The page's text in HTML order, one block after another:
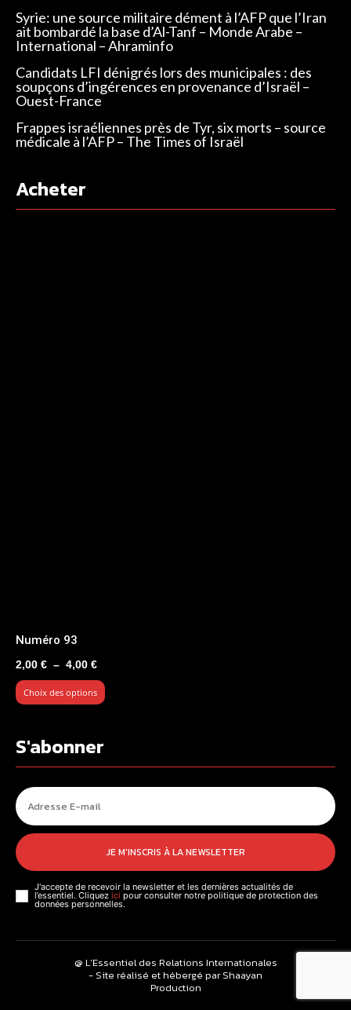
Syrie: une source militaire dément à l’AFP que l’Iran
ait bombardé la base d’Al-Tanf – Monde Arabe –
International – Ahraminfo
Candidats LFI dénigrés lors des municipales : des
soupçons d’ingérences en provenance d’Israël –
Ouest-France
Frappes israéliennes près de Tyr, six morts – source
médicale à l’AFP – The Times of Israël
Acheter
Numéro 93
2,00 € – 4,00 €Plage
de
prix :
4,00 €
Choix des options
S'abonner
JE M'INSCRIS À LA NEWSLETTER
J'accepte de recevoir la newsletter et les dernières actualités de
l’essentiel. Cliquez ici pour consulter notre politique de protection des
données personnelles.
@ L’Essentiel des Relations Internationales
- Site réalisé et hébergé par Shaayan
Production